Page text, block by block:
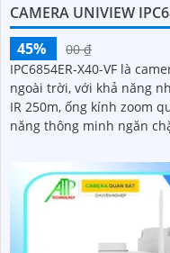
CAMERA UNIVIEW
45%
00 ₫
IPC6854ER-X40-VF là
ngoài trời, với khả năng
IR 250m, ống kính zoom
năng thông minh ngăn